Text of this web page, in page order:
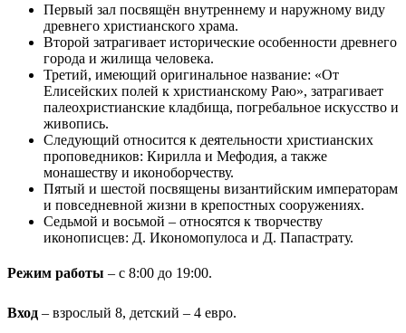
Первый зал посвящён внутреннему и наружному виду
древнего христианского храма.
Второй затрагивает исторические особенности древнего
города и жилища человека.
Третий, имеющий оригинальное название: «От
Елисейских полей к христианскому Раю», затрагивает
палеохристианские кладбища, погребальное искусство и
живопись.
Следующий относится к деятельности христианских
проповедников: Кирилла и Мефодия, а также
монашеству и иконоборчеству.
Пятый и шестой посвящены византийским императорам
и повседневной жизни в крепостных сооружениях.
Седьмой и восьмой – относятся к творчеству
иконописцев: Д. Икономопулоса и Д. Папастрату.
Режим работы – с 8:00 до 19:00.
Вход – взрослый 8, детский – 4 евро.